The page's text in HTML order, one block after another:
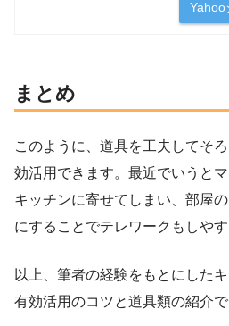
Yahoo
まとめ
このように、道具を工夫してそ
効活用できます。最近でいうと
キッチンに寄せてしまい、部屋
にすることでテレワークもしやす
以上、筆者の経験をもとにした
有効活用のコツと道具類の紹介で